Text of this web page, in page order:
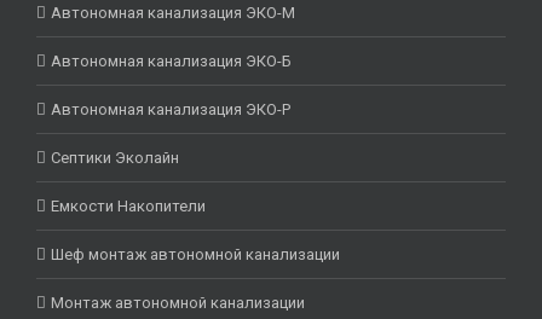
Автономная канализация ЭКО-М
Автономная канализация ЭКО-Б
Автономная канализация ЭКО-Р
Септики Эколайн
Емкости Накопители
Шеф монтаж автономной канализации
Монтаж автономной канализации